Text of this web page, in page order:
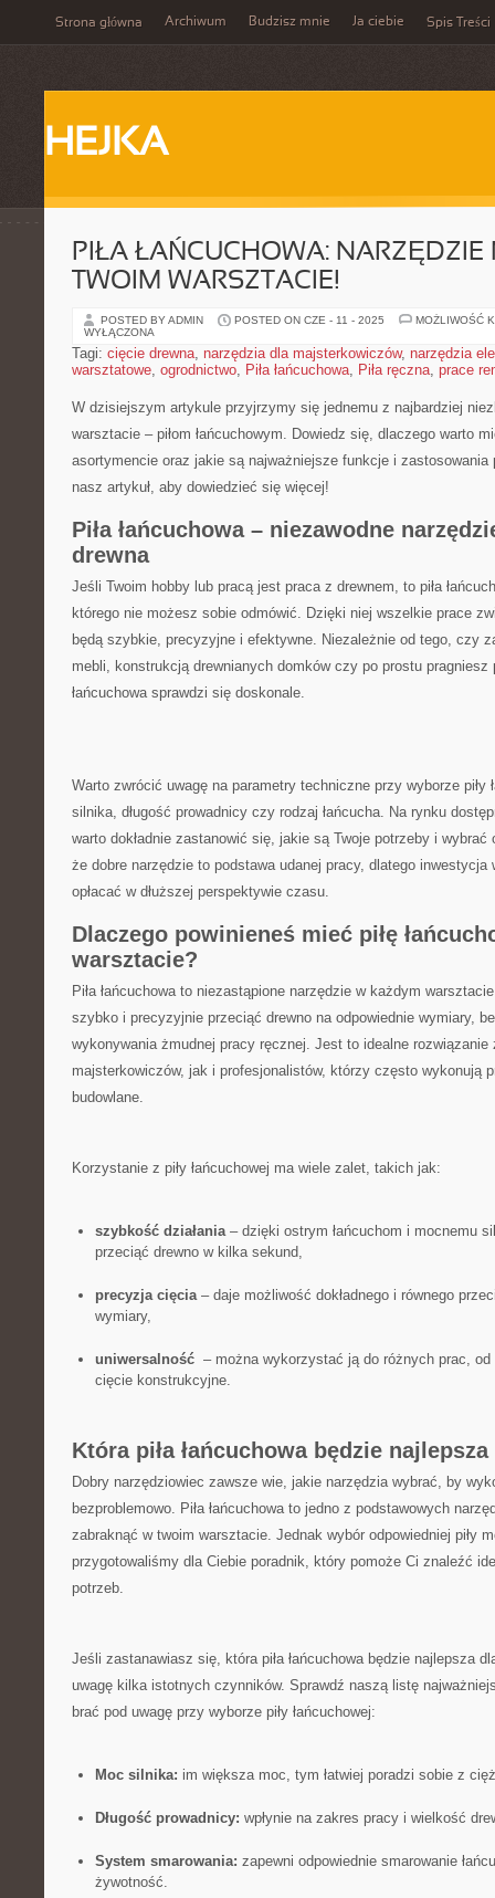
Strona główna Archiwum Budzisz mnie Ja ciebie Spis Treści
HEJKA
PIŁA ŁAŃCUCHOWA: NARZĘDZIE
TWOIM WARSZTACIE!
POSTED BY ADMIN POSTED ON CZE - 11 - 2025
MOŻLIWOŚĆ
WYŁĄCZONA
Tagi: cięcie drewna, narzędzia dla majsterkowiczów, narzędzia
warsztatowe, ogrodnictwo, Piła łańcuchowa, Piła ręczna, prace
W⁢ dzisiejszym artykule przyjrzymy‍ się jednemu z ‍najbardziej
warsztacie⁤ – ‌piłom łańcuchowym.⁢ Dowiedz się, dlaczego warto
asortymencie⁣ oraz jakie są najważniejsze ⁣funkcje i zastosowania‍
nasz ⁢artykuł, aby dowiedzieć się ​więcej!
Piła‍ łańcuchowa – niezawodne
drewna
Jeśli ‍Twoim ‍hobby lub pracą jest praca ⁢z drewnem, to piła⁣
którego nie możesz sobie odmówić. ‌Dzięki ‍niej wszelkie prace
będą ⁤szybkie, ⁣precyzyjne i efektywne. Niezależnie ⁣od tego, czy
mebli, konstrukcją drewnianych domków czy⁢ po prostu pragniesz
łańcuchowa ‍sprawdzi się doskonale.
Warto zwrócić uwagę⁢ na parametry techniczne przy‌ wyborze piły
silnika, ‌długość prowadnicy czy rodzaj ⁣łańcucha.‌ Na ‌rynku
warto ‍dokładnie zastanowić się, jakie są Twoje ⁢potrzeby⁣ i‍
że ‌dobre narzędzie ​to podstawa udanej⁣ pracy, dlatego
opłacać w‌ dłuższej⁤ perspektywie czasu.
Dlaczego powinieneś mieć piłę
warsztacie?
Piła łańcuchowa to ​niezastąpione narzędzie w każdym
szybko i precyzyjnie przeciąć drewno‌ na odpowiednie wymiary,
wykonywania żmudnej pracy ręcznej.‍ Jest to ‌idealne rozwiązanie
majsterkowiczów, jak i profesjonalistów, którzy często wykonują‌
budowlane.
Korzystanie z‌ piły łańcuchowej‍ ma wiele⁤ zalet, takich ‌jak: ‌
szybkość działania– dzięki ostrym ⁢łańcuchom‍ i mocnemu
przeciąć drewno w kilka sekund,
precyzja cięcia– ‌daje⁣ możliwość ‍dokładnego i‍ równego
wymiary,
uniwersalność – można wykorzystać⁢ ją do ⁣różnych prac,‌ od
cięcie konstrukcyjne.
Która piła łańcuchowa będzie‍
Dobry narzędziowiec​ zawsze wie, ‍jakie⁤ narzędzia wybrać, by
bezproblemowo. Piła łańcuchowa to jedno z podstawowych
zabraknąć w ⁢twoim warsztacie. Jednak⁢ wybór odpowiedniej piły
przygotowaliśmy dla Ciebie poradnik,‌ który‍ pomoże​ Ci‌ znaleźć
potrzeb.
Jeśli ​zastanawiasz się,⁢ która piła łańcuchowa będzie najlepsza
uwagę kilka istotnych czynników. Sprawdź naszą listę‍
brać pod⁤ uwagę przy wyborze piły łańcuchowej:
Moc silnika: im większa moc, tym łatwiej poradzi sobie‌ z
Długość prowadnicy: wpłynie na‌ zakres pracy i wielkość
System ⁢smarowania: ⁢zapewni odpowiednie⁣ smarowanie
żywotność.